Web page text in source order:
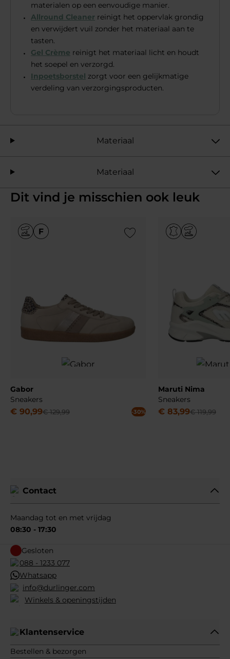
materialen op een eenvoudige manier.
Allround Cleaner reinigt het oppervlak grondig
en verwijdert vuil zonder het materiaal aan te
tasten.
Gel Crème reinigt het materiaal licht en houdt
het soepel en verzorgd.
Inpoetsborstel zorgt voor een gelijkmatige
verdeling van verzorgingsproducten.
Materiaal
Materiaal
Dit vind je misschien ook leuk
Add to Wishlist
Gabor
Sneakers
€ 90,99€ 129,99 -30%
Maruti Nima
Sneakers
€ 83,99€ 119,99
Contact
Maandag tot en met vrijdag
08:30 - 17:30
Gesloten
088 - 1233 077
Whatsapp
info@durlinger.com
Winkels & openingstijden
Klantenservice
Bestellen & bezorgen